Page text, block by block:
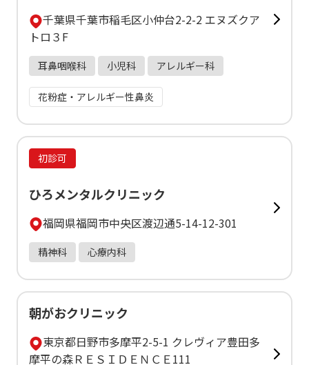
千葉県千葉市稲毛区小仲台2-2-2 エヌズクア
トロ３F
耳鼻咽喉科 小児科 アレルギー科
花粉症・アレルギー性鼻炎
初診可
ひろメンタルクリニック
福岡県福岡市中央区渡辺通5-14-12-301
精神科 心療内科
朝がおクリニック
東京都日野市多摩平2-5-1 クレヴィア豊田多
摩平の森ＲＥＳＩＤＥＮＣＥ111